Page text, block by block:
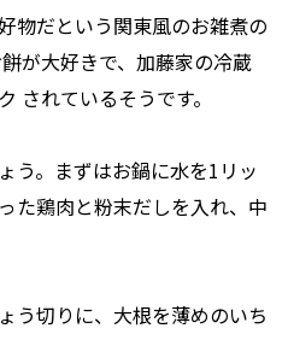
物だという関東風のお雑煮の
が大好きで、加藤家の冷蔵
されているそうです。
う。まずはお鍋に水を1リッ
た鶏肉と粉末だしを入れ、中
う切りに、大根を薄めのいち